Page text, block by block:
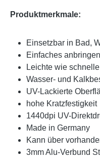
Produktmerkmale:
Einsetzbar in Bad,
Einfaches
Leichte wie
Wasser- und
UV-Lackierte
hohe Kratzfestigkeit
1440dpi UV-
Made in Germany
Kann über
3mm Alu-Verbund